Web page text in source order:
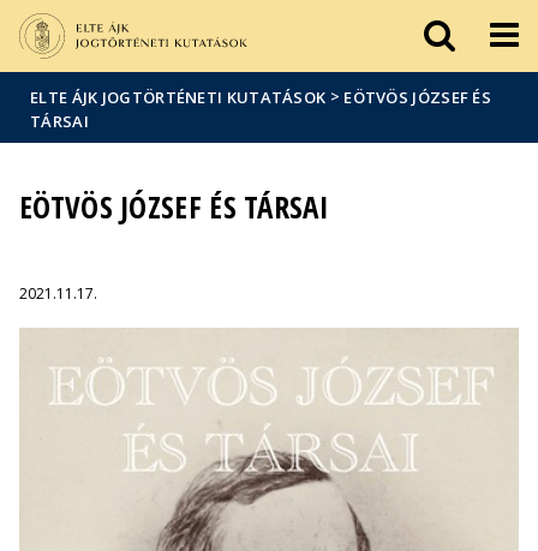
sajtóban
ELTE ÁJK JOGTÖRTÉNETI KUTATÁSOK > EÖTVÖS JÓZSEF ÉS
TÁRSAI
EÖTVÖS JÓZSEF ÉS TÁRSAI
2021.11.17.